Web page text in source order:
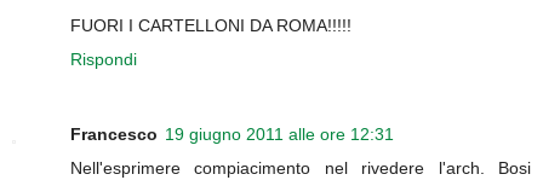
FUORI I CARTELLONI DA ROMA!!!!!
Rispondi
Francesco 19 giugno 2011 alle ore 12:31
Nell'esprimere compiacimento nel rivedere l'arch. Bosi